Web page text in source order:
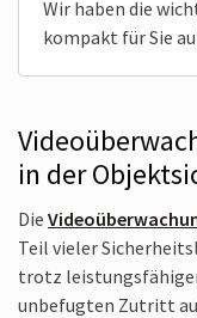
Wir haben die
kompakt für Sie
in der
Die
Teil vieler
trotz
unbefugten Zutritt